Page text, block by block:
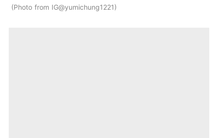
Photo from IG@yumichung1221